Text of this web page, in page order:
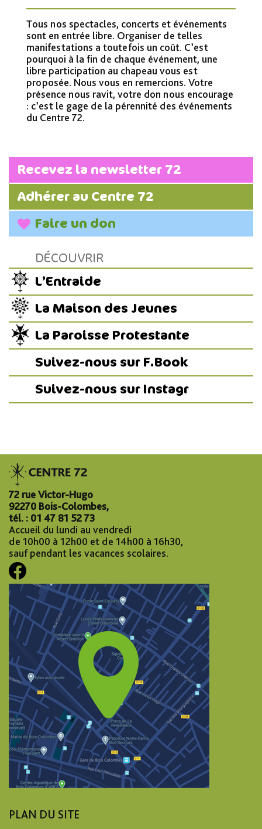
Tous nos spectacles, concerts et événements
sont en entrée libre. Organiser de telles
manifestations a toutefois un coût. C’est
pourquoi à la fin de chaque événement, une
libre participation au chapeau vous est
proposée. Nous vous en remercions. Votre
présence nous ravit, votre don nous encourage
: c’est le gage de la pérennité des événements
du Centre 72.
Recevez la newsletter 72
Adhérer au Centre 72
Faire un don
DÉCOUVRIR
L’Entraide
La Maison des Jeunes
La Paroisse Protestante
Suivez-nous sur F.Book
Suivez-nous sur Instagr
72 rue Victor-Hugo
92270 Bois-Colombes,
tél. : 01 47 81 52 73
Accueil du lundi au vendredi
de 10h00 à 12h00 et de 14h00 à 16h30,
sauf pendant les vacances scolaires.
PLAN DU SITE